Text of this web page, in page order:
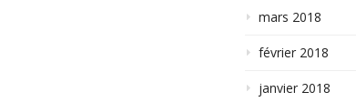
mars 2018
février 2018
janvier 2018